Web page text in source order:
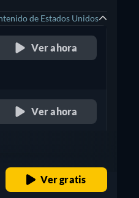
de Estados Unidos
Ver ahora
Ver ahora
Ver gratis